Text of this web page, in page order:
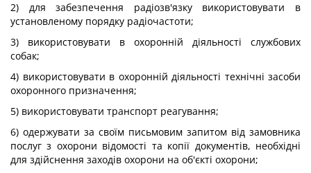
2) для забезпечення радіозв'язку використовувати в
установленому порядку радіочастоти;
3) використовувати в охоронній діяльності службових
собак;
4) використовувати в охоронній діяльності технічні засоби
охоронного призначення;
5) використовувати транспорт реагування;
6) одержувати за своїм письмовим запитом від замовника
послуг з охорони відомості та копії документів, необхідні
для здійснення заходів охорони на об'єкті охорони;